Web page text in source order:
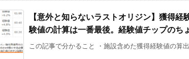
【意外と知らないラストオリジン】獲得
験値の計算は一番最後。経験値チップのち
この記事で分かること ・施設含めた獲得経験値の算